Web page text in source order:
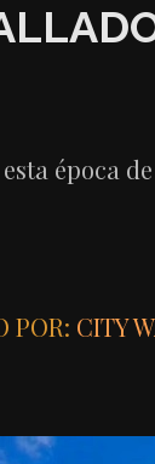
época
POR: CITY